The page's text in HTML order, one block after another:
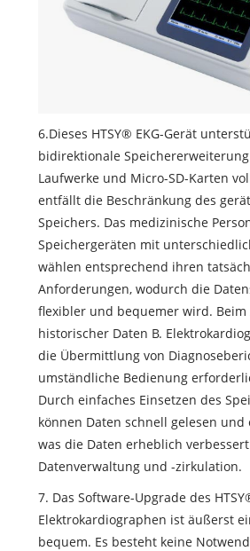
6.Dieses HTSY® EKG-Gerät
bidirektionale Speichererweiterung
Laufwerke und Micro-SD-Karten
entfällt die Beschränkung des
Speichers. Das medizinische
Speichergeräten mit
wählen entsprechend ihren
Anforderungen, wodurch die
flexibler und bequemer wird. Beim
historischer Daten B.
die Übermittlung von
umständliche Bedienung
Durch einfaches Einsetzen des
können Daten schnell gelesen
was die Daten erheblich
Datenverwaltung und -zirkulation.
7. Das Software-Upgrade des
Elektrokardiographen ist äußerst
bequem. Es besteht keine